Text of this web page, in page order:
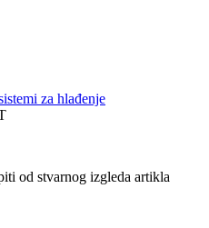
za hlađenje
od stvarnog izgleda artikla